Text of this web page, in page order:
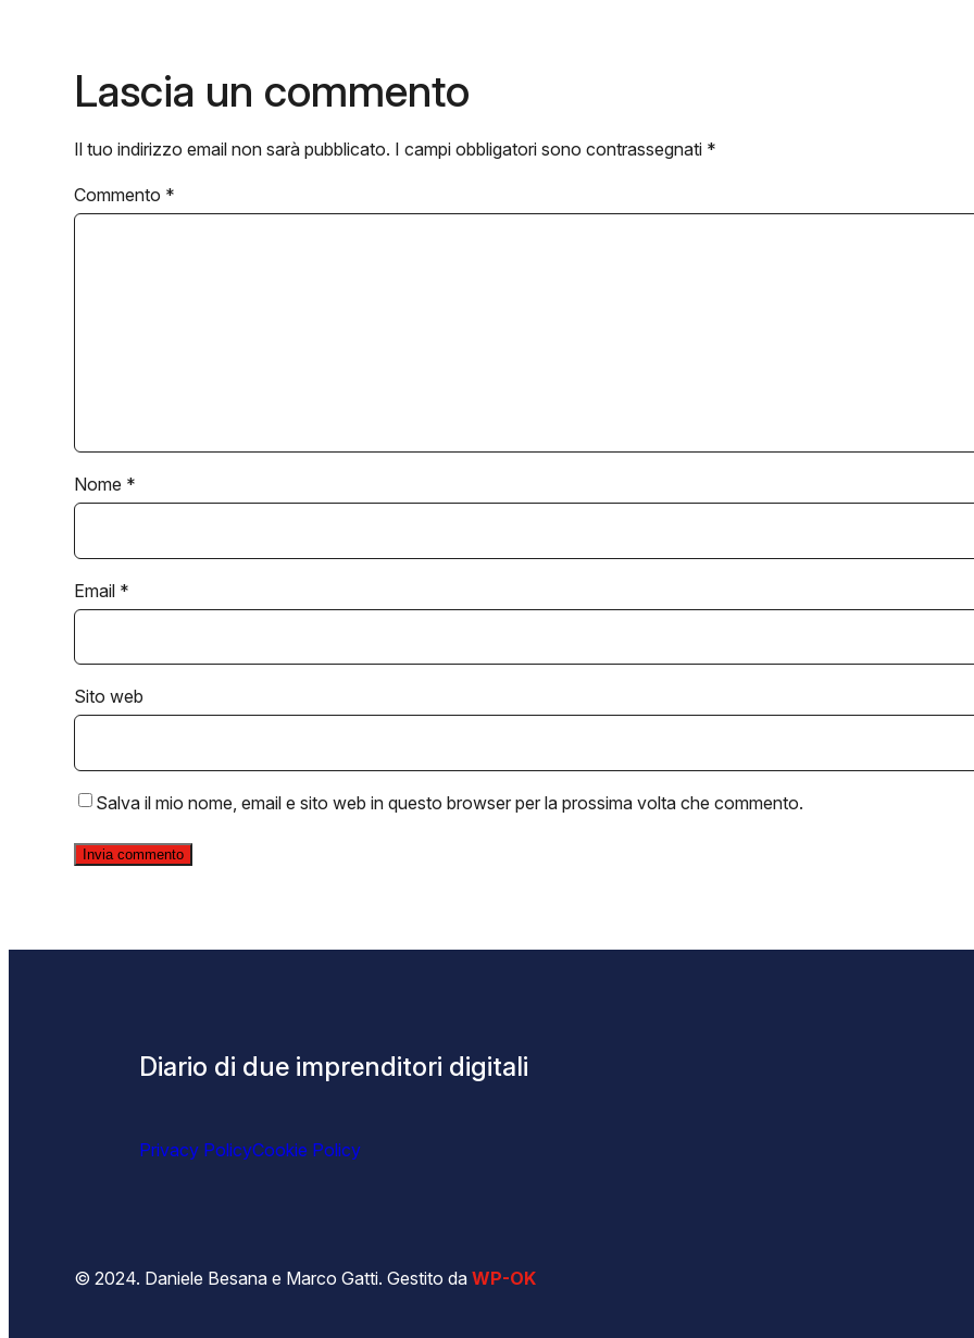
Lascia un commento
Il tuo indirizzo email non sarà pubblicato. I campi obbligatori sono contrassegnati *
Commento *
Nome *
Email *
Sito web
Salva il mio nome, email e sito web in questo browser per la prossima volta che commento.
Diario di due imprenditori digitali
Privacy PolicyCookie Policy
© 2024. Daniele Besana e Marco Gatti. Gestito da WP-OK